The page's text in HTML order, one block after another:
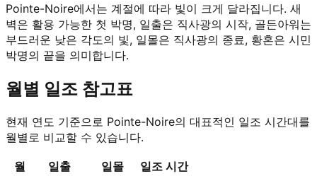
Pointe-Noire에서는 계절에 따라 빛이 크게 달라집니다. 새
벽은 활용 가능한 첫 박명, 일출은 직사광의 시작, 골든아워는
부드러운 낮은 각도의 빛, 일몰은 직사광의 종료, 황혼은 시민
박명의 끝을 의미합니다.
월별 일조 참고표
현재 연도 기준으로 Pointe-Noire의 대표적인 일조 시간대를
월별로 비교할 수 있습니다.
월 일출 일몰 일조 시간